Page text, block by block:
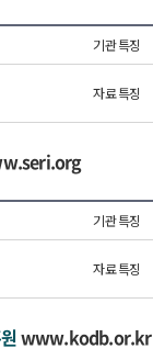
기관 특징
자료 특징
기관 특징
자료 특징
www.kodb.or.kr